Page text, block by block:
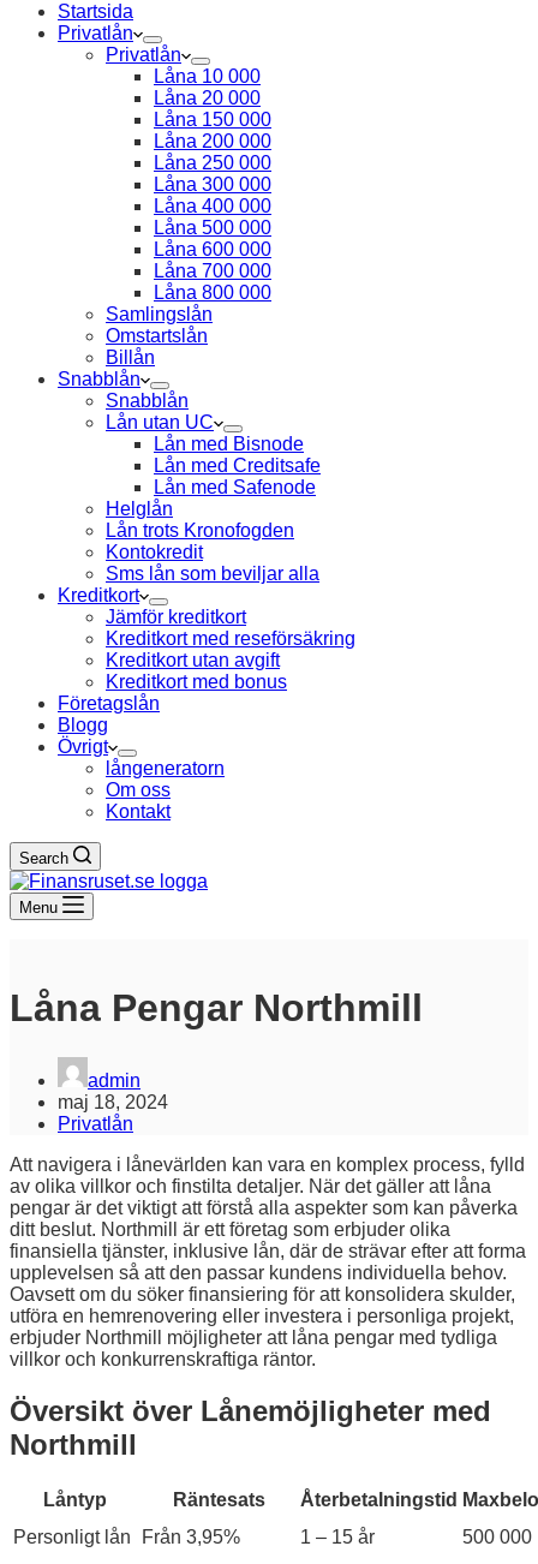
Startsida
Privatlån
Privatlån
Låna 10 000
Låna 20 000
Låna 150 000
Låna 200 000
Låna 250 000
Låna 300 000
Låna 400 000
Låna 500 000
Låna 600 000
Låna 700 000
Låna 800 000
Samlingslån
Omstartslån
Billån
Snabblån
Snabblån
Lån utan UC
Lån med Bisnode
Lån med Creditsafe
Lån med Safenode
Helglån
Lån trots Kronofogden
Kontokredit
Sms lån som beviljar alla
Kreditkort
Jämför kreditkort
Kreditkort med reseförsäkring
Kreditkort utan avgift
Kreditkort med bonus
Företagslån
Blogg
Övrigt
långeneratorn
Om oss
Kontakt
Search
Menu
Låna Pengar Northmill
admin
maj 18, 2024
Privatlån
Att navigera i lånevärlden kan vara en komplex process, fylld
av olika villkor och finstilta detaljer. När det gäller att låna
pengar är det viktigt att förstå alla aspekter som kan påverka
ditt beslut. Northmill är ett företag som erbjuder olika
finansiella tjänster, inklusive lån, där de strävar efter att forma
upplevelsen så att den passar kundens individuella behov.
Oavsett om du söker finansiering för att konsolidera skulder,
utföra en hemrenovering eller investera i personliga projekt,
erbjuder Northmill möjligheter att låna pengar med tydliga
villkor och konkurrenskraftiga räntor.
Översikt över Lånemöjligheter med
Northmill
Låntyp Räntesats Återbetalningstid
Personligt lån
Från 3,95% 1 – 15 år
500 000